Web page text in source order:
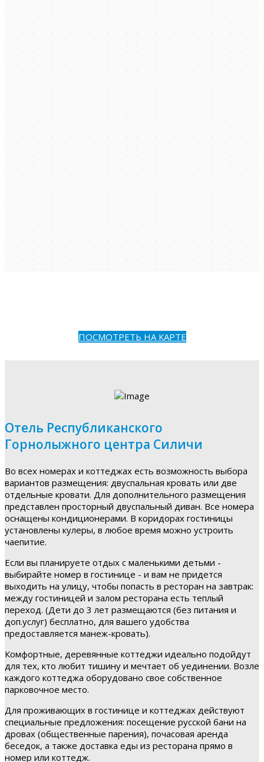
ПОСМОТРЕТЬ НА КАРТЕ
Отель Республиканского
Горнолыжного центра Силичи
Во всех номерах и коттеджах есть возможность выбора
вариантов размещения: двуспальная кровать или две
отдельные кровати. Для дополнительного размещения
представлен просторный двуспальный диван. Все номера
оснащены кондиционерами. В коридорах гостиницы
установлены кулеры, в любое время можно устроить
чаепитие.
Если вы планируете отдых с маленькими детьми -
выбирайте номер в гостинице - и вам не придется
выходить на улицу, чтобы попасть в ресторан на завтрак:
между гостиницей и залом ресторана есть теплый
переход. (Дети до 3 лет размещаются (без питания и
доп.услуг) бесплатно, для вашего удобства
предоставляется манеж-кровать).
Комфортные, деревянные коттеджи идеально подойдут
для тех, кто любит тишину и мечтает об уединении. Возле
каждого коттеджа оборудовано свое собственное
парковочное место.
Для проживающих в гостинице и коттеджах действуют
специальные предложения: посещение русской бани на
дровах (общественные парения), почасовая аренда
беседок, а также доставка еды из ресторана прямо в
номер или коттедж.